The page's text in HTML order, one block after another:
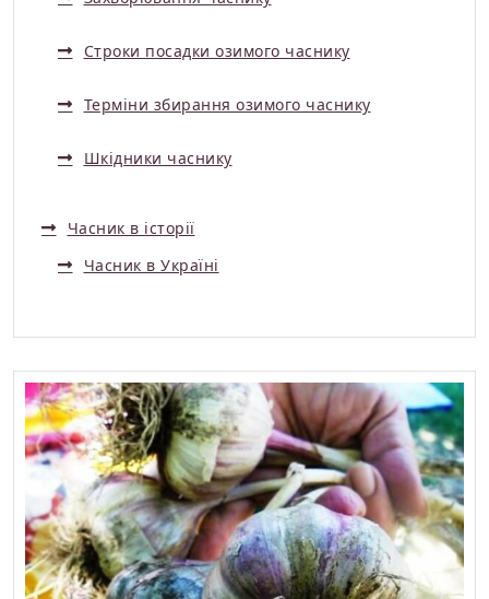
Строки посадки озимого часнику
Терміни збирання озимого часнику
Шкідники часнику
Часник в історії
Часник в Україні